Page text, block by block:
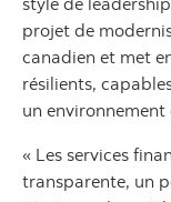
projet de
canadien et met
résilients,
un
« Les services
transparente, un